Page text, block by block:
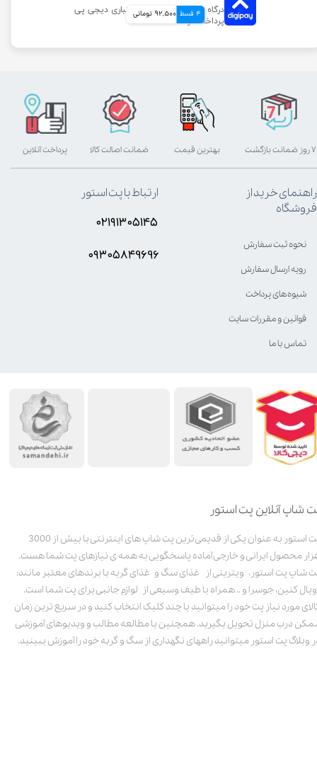
4 قسط 92,500 تومانی
شاپ آنلاین پت استور
پت استور به عنوان یکی از قدیمی‌ترین پت شاپ های اینترنتی با بیش از 3000
محصول ایرانی و خارجی آماده پاسخگویی به همه ی نیازهای پت شما هست.
شاپ پت استور، ویترینی از غذای سگ و غذای گربه با برندهای معتبر مانند:
کنین، جوسرا و .. همراه با طیف وسیعی از لوازم جانبی برای پت شما است.
مورد نیاز پت خود را میتوانید با چند کلیک انتخاب کنید و در سریع ترین زمان
درب منزل تحویل بگیرید. همچنین با مطالعه مطالب و ویدیوهای آموزشی
وبلاگ پت استور میتوانید راههای نگهداری از سگ و گربه خود را آموزش ببینید.
بهترین قیمت پرداخت آنلاین ۷ روز ضمانت بازگشت ضمانت اصالت کالا
راهنمای خرید از
فروشگاه
نحوه ثبت سفارش
رویه ارسال سفارش
شیوه‌های پرداخت
قوانین و مقررات سایت
تماس با ما
ارتباط با پت استور
۰۲۱۹۱۳۰۵۱۴۵
۰۹۳۰۵8۴9696